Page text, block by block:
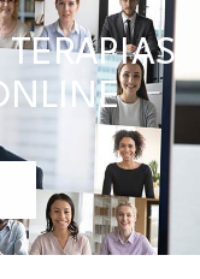
TERAPIAS